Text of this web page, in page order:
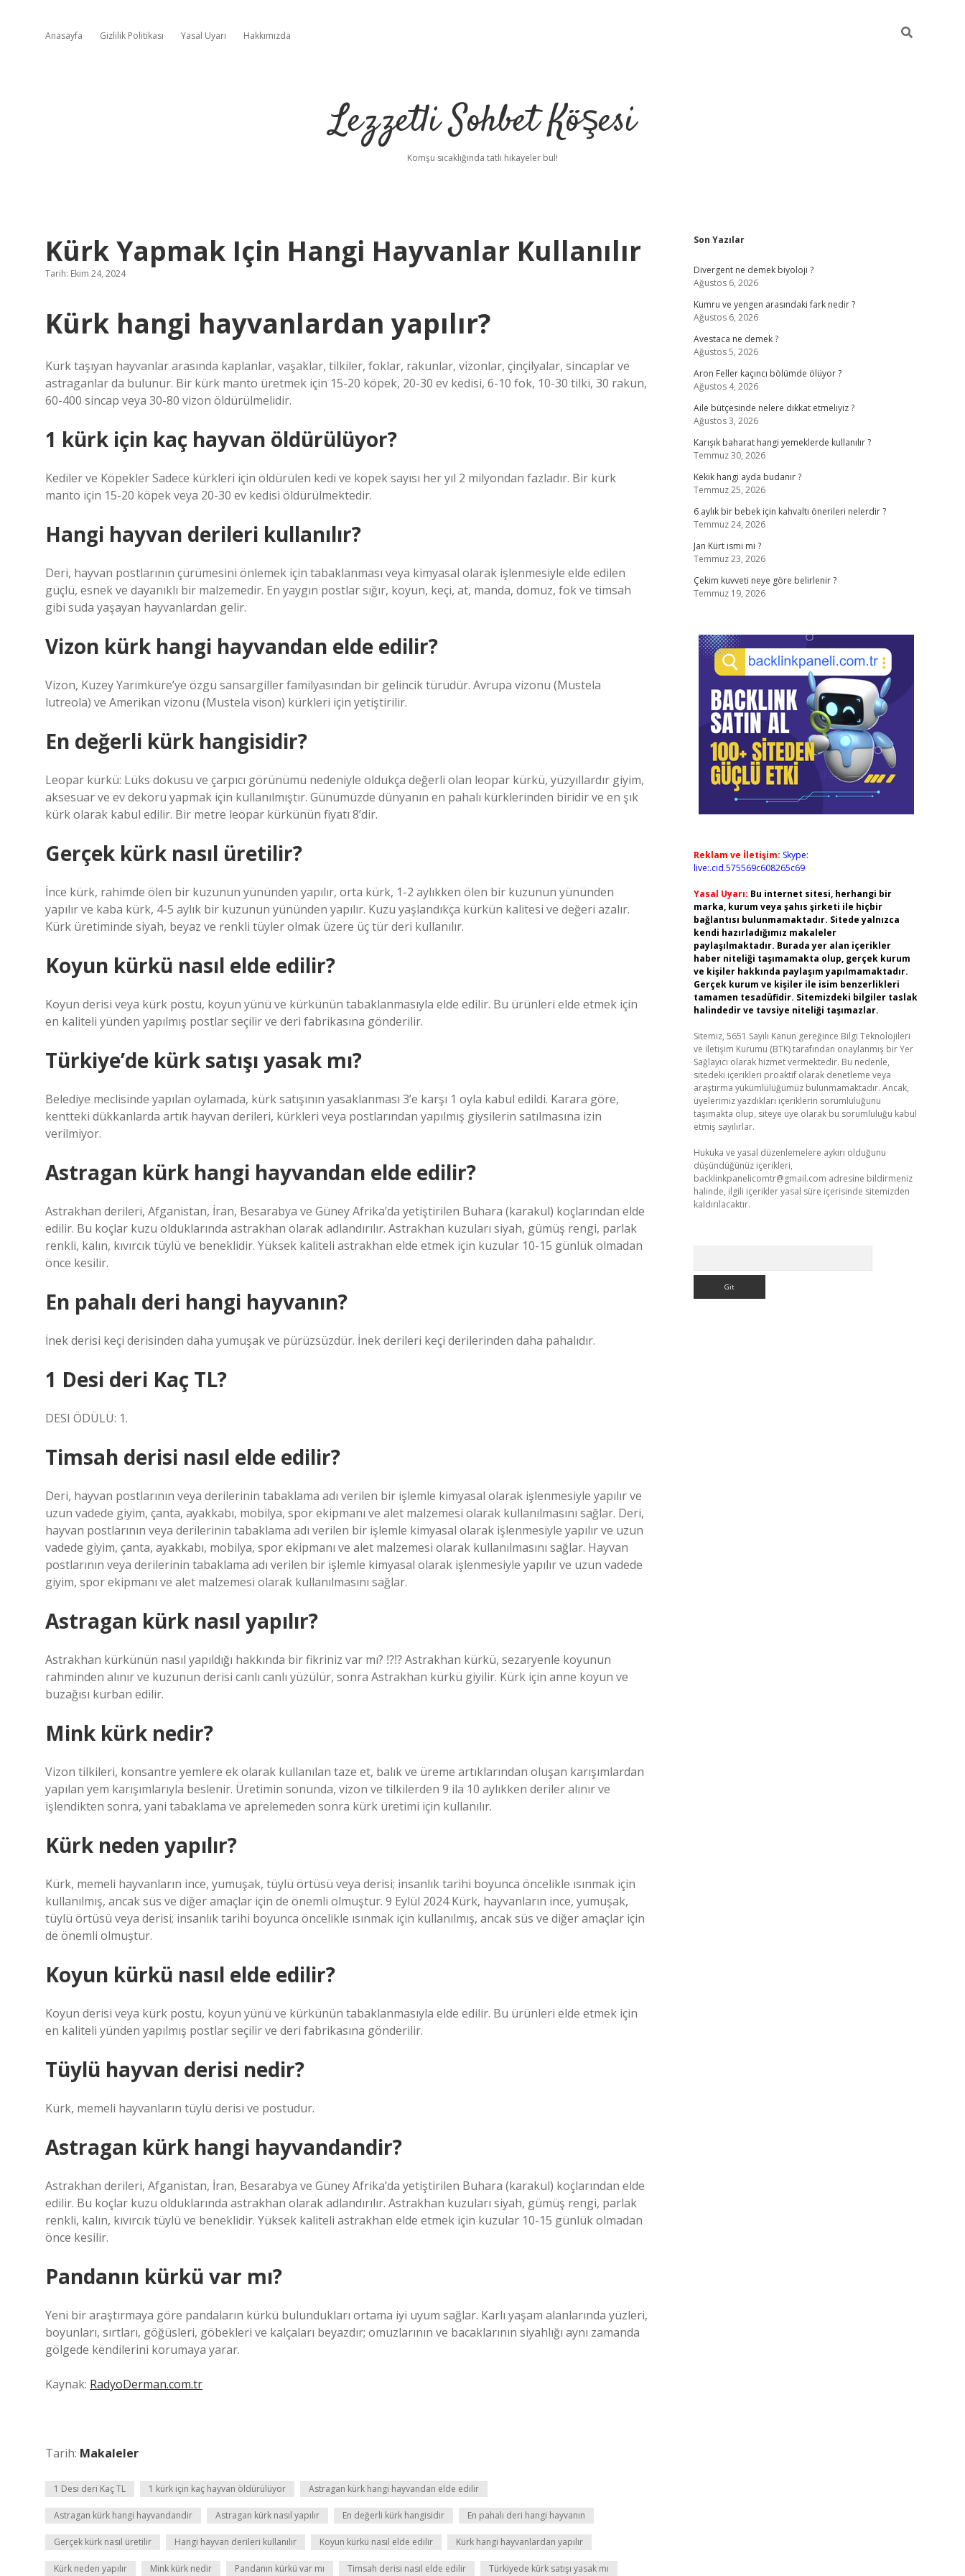
Anasayfa Gizlilik Politikası Yasal Uyarı Hakkımızda
Lezzetli Sohbet Köşesi
Komşu sıcaklığında tatlı hikayeler bul!
Kürk Yapmak Için Hangi Hayvanlar Kullanılır
Tarih: Ekim 24, 2024
Kürk hangi hayvanlardan yapılır?
Kürk taşıyan hayvanlar arasında kaplanlar, vaşaklar, tilkiler, foklar, rakunlar, vizonlar, çinçilyalar, sincaplar ve
astraganlar da bulunur. Bir kürk manto üretmek için 15-20 köpek, 20-30 ev kedisi, 6-10 fok, 10-30 tilki, 30 rakun,
60-400 sincap veya 30-80 vizon öldürülmelidir.
1 kürk için kaç hayvan öldürülüyor?
Kediler ve Köpekler Sadece kürkleri için öldürülen kedi ve köpek sayısı her yıl 2 milyondan fazladır. Bir kürk
manto için 15-20 köpek veya 20-30 ev kedisi öldürülmektedir.
Hangi hayvan derileri kullanılır?
Deri, hayvan postlarının çürümesini önlemek için tabaklanması veya kimyasal olarak işlenmesiyle elde edilen
güçlü, esnek ve dayanıklı bir malzemedir. En yaygın postlar sığır, koyun, keçi, at, manda, domuz, fok ve timsah
gibi suda yaşayan hayvanlardan gelir.
Vizon kürk hangi hayvandan elde edilir?
Vizon, Kuzey Yarımküre’ye özgü sansargiller familyasından bir gelincik türüdür. Avrupa vizonu (Mustela
lutreola) ve Amerikan vizonu (Mustela vison) kürkleri için yetiştirilir.
En değerli kürk hangisidir?
Leopar kürkü: Lüks dokusu ve çarpıcı görünümü nedeniyle oldukça değerli olan leopar kürkü, yüzyıllardır giyim,
aksesuar ve ev dekoru yapmak için kullanılmıştır. Günümüzde dünyanın en pahalı kürklerinden biridir ve en şık
kürk olarak kabul edilir. Bir metre leopar kürkünün fiyatı 8’dir.
Gerçek kürk nasıl üretilir?
İnce kürk, rahimde ölen bir kuzunun yününden yapılır, orta kürk, 1-2 aylıkken ölen bir kuzunun yününden
yapılır ve kaba kürk, 4-5 aylık bir kuzunun yününden yapılır. Kuzu yaşlandıkça kürkün kalitesi ve değeri azalır.
Kürk üretiminde siyah, beyaz ve renkli tüyler olmak üzere üç tür deri kullanılır.
Koyun kürkü nasıl elde edilir?
Koyun derisi veya kürk postu, koyun yünü ve kürkünün tabaklanmasıyla elde edilir. Bu ürünleri elde etmek için
en kaliteli yünden yapılmış postlar seçilir ve deri fabrikasına gönderilir.
Türkiye’de kürk satışı yasak mı?
Belediye meclisinde yapılan oylamada, kürk satışının yasaklanması 3’e karşı 1 oyla kabul edildi. Karara göre,
kentteki dükkanlarda artık hayvan derileri, kürkleri veya postlarından yapılmış giysilerin satılmasına izin
verilmiyor.
Astragan kürk hangi hayvandan elde edilir?
Astrakhan derileri, Afganistan, İran, Besarabya ve Güney Afrika’da yetiştirilen Buhara (karakul) koçlarından elde
edilir. Bu koçlar kuzu olduklarında astrakhan olarak adlandırılır. Astrakhan kuzuları siyah, gümüş rengi, parlak
renkli, kalın, kıvırcık tüylü ve beneklidir. Yüksek kaliteli astrakhan elde etmek için kuzular 10-15 günlük olmadan
önce kesilir.
En pahalı deri hangi hayvanın?
İnek derisi keçi derisinden daha yumuşak ve pürüzsüzdür. İnek derileri keçi derilerinden daha pahalıdır.
1 Desi deri Kaç TL?
DESI ÖDÜLÜ: 1.
Timsah derisi nasıl elde edilir?
Deri, hayvan postlarının veya derilerinin tabaklama adı verilen bir işlemle kimyasal olarak işlenmesiyle yapılır ve
uzun vadede giyim, çanta, ayakkabı, mobilya, spor ekipmanı ve alet malzemesi olarak kullanılmasını sağlar. Deri,
hayvan postlarının veya derilerinin tabaklama adı verilen bir işlemle kimyasal olarak işlenmesiyle yapılır ve uzun
vadede giyim, çanta, ayakkabı, mobilya, spor ekipmanı ve alet malzemesi olarak kullanılmasını sağlar. Hayvan
postlarının veya derilerinin tabaklama adı verilen bir işlemle kimyasal olarak işlenmesiyle yapılır ve uzun vadede
giyim, spor ekipmanı ve alet malzemesi olarak kullanılmasını sağlar.
Astragan kürk nasıl yapılır?
Astrakhan kürkünün nasıl yapıldığı hakkında bir fikriniz var mı? ⁉⁉ Astrakhan kürkü, sezaryenle koyunun
rahminden alınır ve kuzunun derisi canlı canlı yüzülür, sonra Astrakhan kürkü giyilir. Kürk için anne koyun ve
buzağısı kurban edilir.
Mink kürk nedir?
Vizon tilkileri, konsantre yemlere ek olarak kullanılan taze et, balık ve üreme artıklarından oluşan karışımlardan
yapılan yem karışımlarıyla beslenir. Üretimin sonunda, vizon ve tilkilerden 9 ila 10 aylıkken deriler alınır ve
işlendikten sonra, yani tabaklama ve aprelemeden sonra kürk üretimi için kullanılır.
Kürk neden yapılır?
Kürk, memeli hayvanların ince, yumuşak, tüylü örtüsü veya derisi; insanlık tarihi boyunca öncelikle ısınmak için
kullanılmış, ancak süs ve diğer amaçlar için de önemli olmuştur. 9 Eylül 2024 Kürk, hayvanların ince, yumuşak,
tüylü örtüsü veya derisi; insanlık tarihi boyunca öncelikle ısınmak için kullanılmış, ancak süs ve diğer amaçlar için
de önemli olmuştur.
Koyun kürkü nasıl elde edilir?
Koyun derisi veya kürk postu, koyun yünü ve kürkünün tabaklanmasıyla elde edilir. Bu ürünleri elde etmek için
en kaliteli yünden yapılmış postlar seçilir ve deri fabrikasına gönderilir.
Tüylü hayvan derisi nedir?
Kürk, memeli hayvanların tüylü derisi ve postudur.
Astragan kürk hangi hayvandandir?
Astrakhan derileri, Afganistan, İran, Besarabya ve Güney Afrika’da yetiştirilen Buhara (karakul) koçlarından elde
edilir. Bu koçlar kuzu olduklarında astrakhan olarak adlandırılır. Astrakhan kuzuları siyah, gümüş rengi, parlak
renkli, kalın, kıvırcık tüylü ve beneklidir. Yüksek kaliteli astrakhan elde etmek için kuzular 10-15 günlük olmadan
önce kesilir.
Pandanın kürkü var mı?
Yeni bir araştırmaya göre pandaların kürkü bulundukları ortama iyi uyum sağlar. Karlı yaşam alanlarında yüzleri,
boyunları, sırtları, göğüsleri, göbekleri ve kalçaları beyazdır; omuzlarının ve bacaklarının siyahlığı aynı zamanda
gölgede kendilerini korumaya yarar.
Kaynak: RadyoDerman.com.tr
Tarih: Makaleler
1 Desi deri Kaç TL 1 kürk için kaç hayvan öldürülüyor Astragan kürk hangi hayvandan elde edilir
Astragan kürk hangi hayvandandir Astragan kürk nasıl yapılır En değerli kürk hangisidir En pahalı deri hangi hayvanın
Gerçek kürk nasıl üretilir Hangi hayvan derileri kullanılır Koyun kürkü nasıl elde edilir Kürk hangi hayvanlardan yapılır
Kürk neden yapılır Mink kürk nedir Pandanın kürkü var mı Timsah derisi nasıl elde edilir Türkiyede kürk satışı yasak mı
Sidebar
Son Yazılar
Divergent ne demek biyoloji ?
Ağustos 6, 2026
Kumru ve yengen arasındaki fark nedir ?
Ağustos 6, 2026
Avestaca ne demek ?
Ağustos 5, 2026
Aron Feller kaçıncı bölümde ölüyor ?
Ağustos 4, 2026
Aile bütçesinde nelere dikkat etmeliyiz ?
Ağustos 3, 2026
Karışık baharat hangi yemeklerde kullanılır ?
Temmuz 30, 2026
Kekik hangi ayda budanır ?
Temmuz 25, 2026
6 aylık bir bebek için kahvaltı önerileri nelerdir ?
Temmuz 24, 2026
Jan Kürt ismi mi ?
Temmuz 23, 2026
Çekim kuvveti neye göre belirlenir ?
Temmuz 19, 2026
Reklam ve İletişim: Skype:
live:.cid.575569c608265c69
Yasal Uyarı: Bu internet sitesi, herhangi bir
marka, kurum veya şahıs şirketi ile hiçbir
bağlantısı bulunmamaktadır. Sitede yalnızca
kendi hazırladığımız makaleler
paylaşılmaktadır. Burada yer alan içerikler
haber niteliği taşımamakta olup, gerçek kurum
ve kişiler hakkında paylaşım yapılmamaktadır.
Gerçek kurum ve kişiler ile isim benzerlikleri
tamamen tesadüfidir. Sitemizdeki bilgiler taslak
halindedir ve tavsiye niteliği taşımazlar.
Sitemiz, 5651 Sayılı Kanun gereğince Bilgi Teknolojileri
ve İletişim Kurumu (BTK) tarafından onaylanmış bir Yer
Sağlayıcı olarak hizmet vermektedir. Bu nedenle,
sitedeki içerikleri proaktif olarak denetleme veya
araştırma yükümlülüğümüz bulunmamaktadır. Ancak,
üyelerimiz yazdıkları içeriklerin sorumluluğunu
taşımakta olup, siteye üye olarak bu sorumluluğu kabul
etmiş sayılırlar.
Hukuka ve yasal düzenlemelere aykırı olduğunu
düşündüğünüz içerikleri,
backlinkpanelicomtr@gmail.com adresine bildirmeniz
halinde, ilgili içerikler yasal süre içerisinde sitemizden
kaldırılacaktır.
betcivdcasino güncel giriş